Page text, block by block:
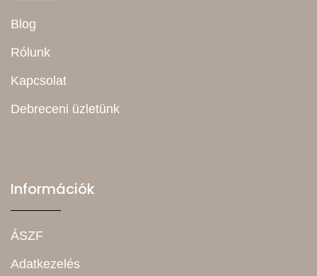
Blog
Rólunk
Kapcsolat
Debreceni üzletünk
Információk
ÁSZF
Adatkezelés